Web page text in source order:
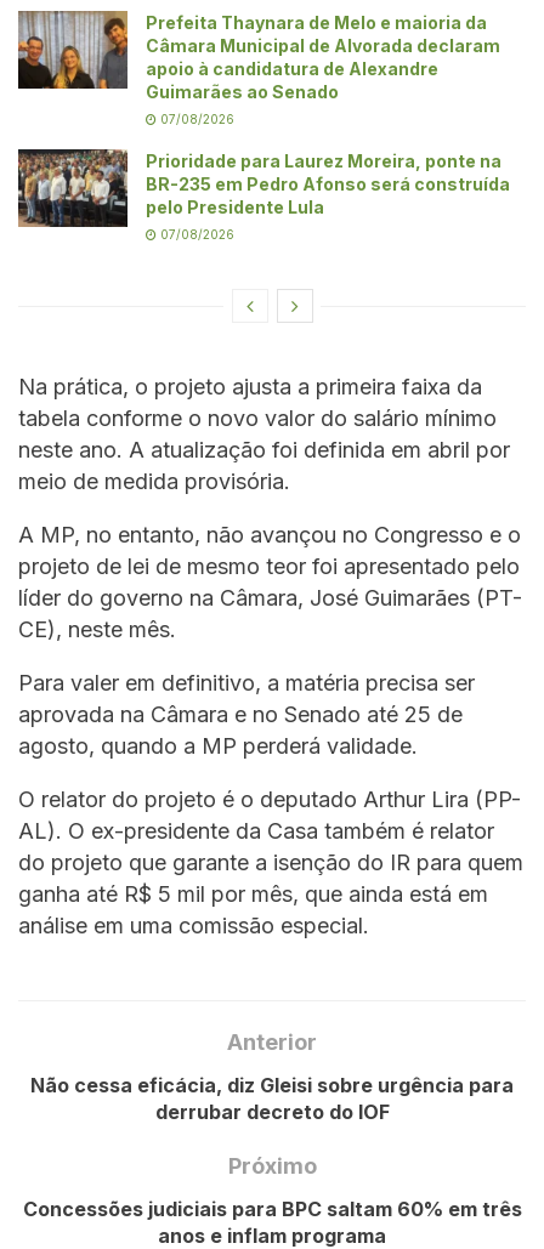
Prefeita Thaynara de Melo e maioria da
Câmara Municipal de Alvorada declaram
apoio à candidatura de Alexandre
Guimarães ao Senado
07/08/2026
Prioridade para Laurez Moreira, ponte na
BR-235 em Pedro Afonso será construída
pelo Presidente Lula
07/08/2026
Na prática, o projeto ajusta a primeira faixa da
tabela conforme o novo valor do salário mínimo
neste ano. A atualização foi definida em abril por
meio de medida provisória.
A MP, no entanto, não avançou no Congresso e o
projeto de lei de mesmo teor foi apresentado pelo
líder do governo na Câmara, José Guimarães (PT-
CE), neste mês.
Para valer em definitivo, a matéria precisa ser
aprovada na Câmara e no Senado até 25 de
agosto, quando a MP perderá validade.
O relator do projeto é o deputado Arthur Lira (PP-
AL). O ex-presidente da Casa também é relator
do projeto que garante a isenção do IR para quem
ganha até R$ 5 mil por mês, que ainda está em
análise em uma comissão especial.
Anterior
Não cessa eficácia, diz Gleisi sobre urgência para
derrubar decreto do IOF
Próximo
Concessões judiciais para BPC saltam 60% em três
anos e inflam programa